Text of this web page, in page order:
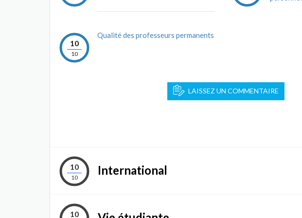
10
10
Qualité des professeurs permanents
LAISSEZ UN COMMENTAIRE
10
10
International
10